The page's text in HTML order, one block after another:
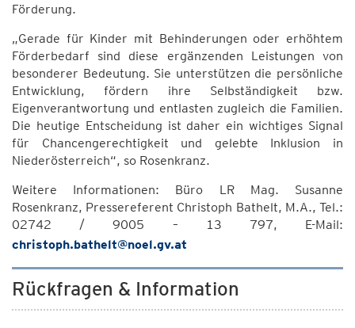
Förderung.
„Gerade für Kinder mit Behinderungen oder erhöhtem
Förderbedarf sind diese ergänzenden Leistungen von
besonderer Bedeutung. Sie unterstützen die persönliche
Entwicklung, fördern ihre Selbständigkeit bzw.
Eigenverantwortung und entlasten zugleich die Familien.
Die heutige Entscheidung ist daher ein wichtiges Signal
für Chancengerechtigkeit und gelebte Inklusion in
Niederösterreich“, so Rosenkranz.
Weitere Informationen: Büro LR Mag. Susanne
Rosenkranz, Pressereferent Christoph Bathelt, M.A., Tel.:
02742 / 9005 – 13 797, E-Mail:
christoph.bathelt@noel.gv.at
Rückfragen & Information